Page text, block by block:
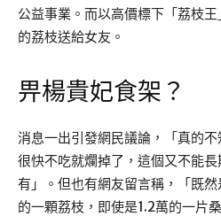
公益事業。而以高價標下「荔枝
的荔枝送給女友。
畀楊貴妃食架？
消息一出引發網民議論，「真的不
很快不吃就爛掉了，這個又不能
有」。但也有網友留言稱，「既
的一顆荔枝，即使是1.2萬的一片